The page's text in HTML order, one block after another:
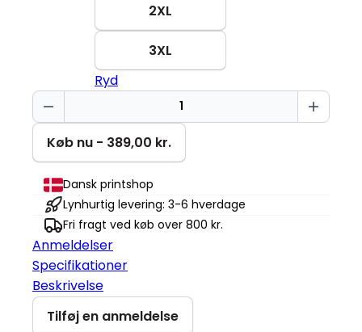
2XL
3XL
Ryd
35
%
sjov
Cruiser
2.0
antal
Køb nu - 389,00 kr.
Dansk printshop
Lynhurtig levering: 3-6 hverdage
Fri fragt ved køb over 800 kr.
Anmeldelser
Specifikationer
Beskrivelse
Tilføj en anmeldelse